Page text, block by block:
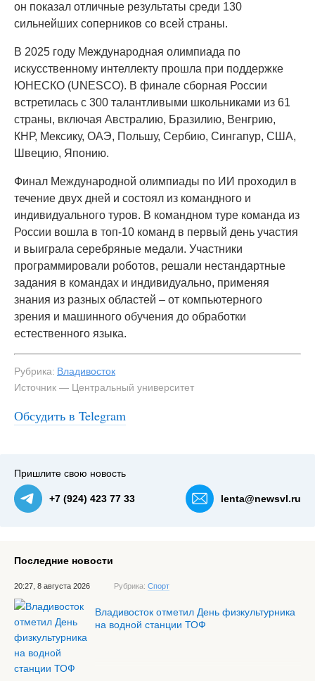
он показал отличные результаты среди 130
сильнейших соперников со всей страны.
В 2025 году Международная олимпиада по
искусственному интеллекту прошла при поддержке
ЮНЕСКО (UNESCO). В финале сборная России
встретилась с 300 талантливыми школьниками из 61
страны, включая Австралию, Бразилию, Венгрию,
КНР, Мексику, ОАЭ, Польшу, Сербию, Сингапур, США,
Швецию, Японию.
Финал Международной олимпиады по ИИ проходил в
течение двух дней и состоял из командного и
индивидуального туров. В командном туре команда из
России вошла в топ-10 команд в первый день участия
и выиграла серебряные медали. Участники
программировали роботов, решали нестандартные
задания в командах и индивидуально, применяя
знания из разных областей – от компьютерного
зрения и машинного обучения до обработки
естественного языка.
Рубрика: Владивосток
Источник — Центральный университет
Обсудить в Telegram
#3
Пришлите свою новость
+7 (924) 423 77 33 lenta@newsvl.ru
Последние новости
20:27, 8 августа 2026 Рубрика: Спорт
Владивосток отметил День физкультурника
на водной станции ТОФ